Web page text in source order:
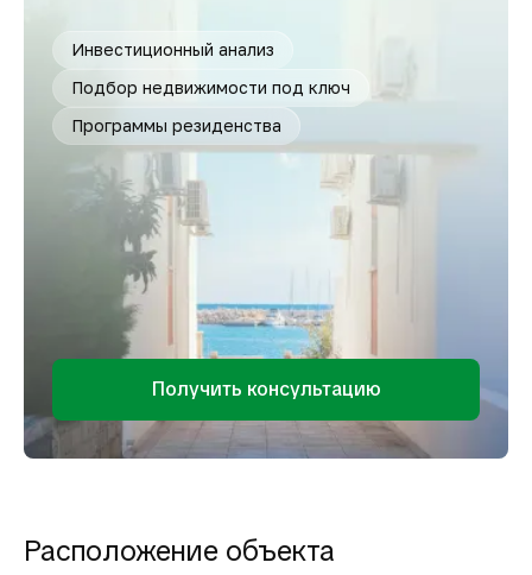
Инвестиционный анализ
Подбор недвижимости под ключ
Программы резиденства
Получить консультацию
Расположение объекта